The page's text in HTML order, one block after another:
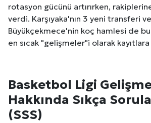
rotasyon gücünü artırırken,
verdi. Karşıyaka'nın 3 yeni transferi ve
Büyükçekmece'nin koç hamlesi de bu
en sıcak "gelişmeler"i olarak
Basketbol Ligi
Hakkında Sıkça
(SSS)